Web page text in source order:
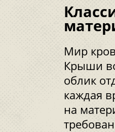
Мир
Крыши
облик
каждая
на